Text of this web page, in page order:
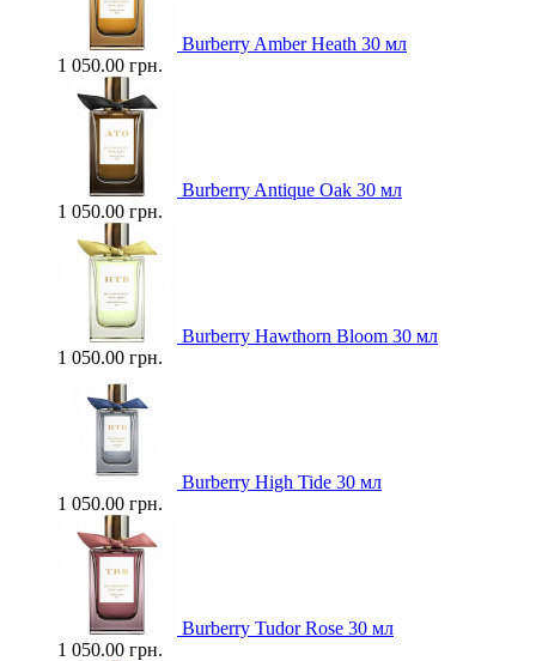
Burberry Amber Heath 30 мл
1 050.00 грн.
Burberry Antique Oak 30 мл
1 050.00 грн.
Burberry Hawthorn Bloom 30 мл
1 050.00 грн.
Burberry High Tide 30 мл
1 050.00 грн.
Burberry Tudor Rose 30 мл
1 050.00 грн.